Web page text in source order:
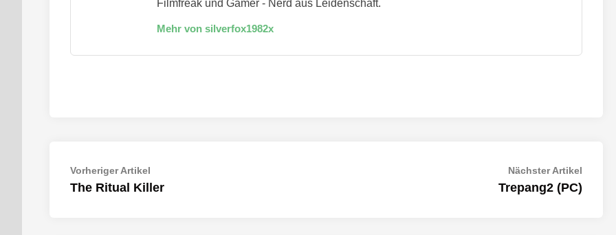
Filmfreak und Gamer - Nerd aus Leidenschaft.
Mehr von silverfox1982x
Beitragsnavigation
Vorheriger Artikel
Artikel:
The Ritual Killer
Nächster Artikel
Trepang2 (PC)